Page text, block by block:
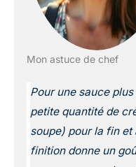
Mon astuce de chef
Pour une sauce
petite quantité de
soupe) pour la fin
finition donne un